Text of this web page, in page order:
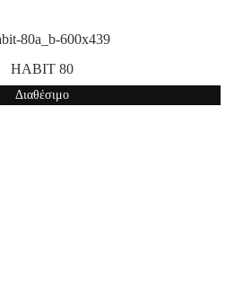
HABIT 80
Διαθέσιμο